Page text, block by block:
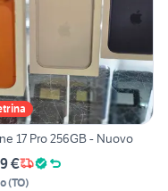
17 Pro 256GB - Nuovo
€
(TO)